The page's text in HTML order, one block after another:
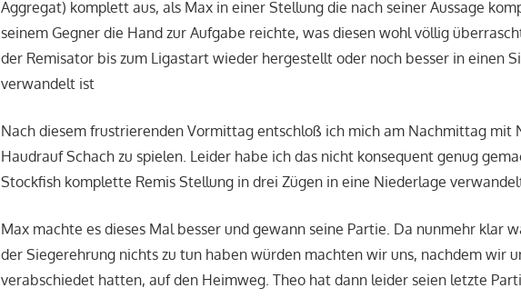
Aggregat) komplett aus, als Max in einer Stellung die nach seiner Aussage
seinem Gegner die Hand zur Aufgabe reichte, was diesen wohl völlig
der Remisator bis zum Ligastart wieder hergestellt oder noch besser in einen
verwandelt ist
Nach diesem frustrierenden Vormittag entschloß ich mich am Nachmittag mit
Haudrauf Schach zu spielen. Leider habe ich das nicht konsequent genug
Stockfish komplette Remis Stellung in drei Zügen in eine Niederlage
Max machte es dieses Mal besser und gewann seine Partie. Da nunmehr klar
der Siegerehrung nichts zu tun haben würden machten wir uns, nachdem wir
verabschiedet hatten, auf den Heimweg. Theo hat dann leider seien letzte